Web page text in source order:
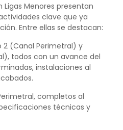
Menores presentan
clave que ya
Entre ellas se destacan:
2 (Canal Perimetral) y
todos con un avance del
instalaciones al
completos al
técnicas y